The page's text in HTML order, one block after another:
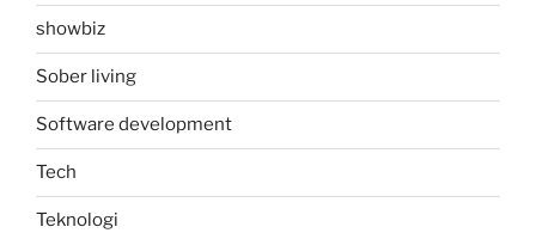
showbiz
Sober living
Software development
Tech
Teknologi